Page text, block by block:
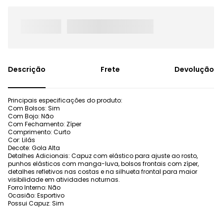
Frete Devolução
Principais especificações do produto:
Com Bolsos: Sim
Com Bojo: Não
Com Fechamento: Zíper
Comprimento: Curto
Cor: Lilás
Decote: Gola Alta
Detalhes Adicionais: Capuz com elástico para ajuste ao rosto,
punhos elásticos com manga-luva, bolsos frontais com zíper,
detalhes refletivos nas costas e na silhueta frontal para maior
visibilidade em atividades noturnas.
Forro Interno: Não
Ocasião: Esportivo
Possui Capuz: Sim